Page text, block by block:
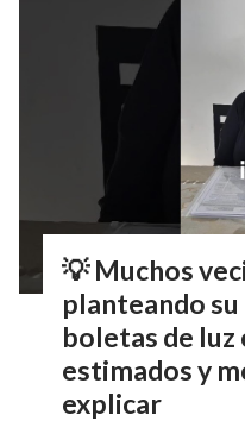
💡 Muchos
planteando
boletas de luz
estimados y
explicar